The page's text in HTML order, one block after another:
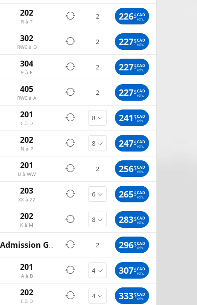
202
R à T
2 226$CAD
/ch.
302
RWC à D
2 227$CAD
/ch.
304
E à F
2 227$CAD
/ch.
405
RWC à A
2 227$CAD
/ch.
201
C à D 241$CAD
/ch.
202
N à P 247$CAD
/ch.
201
U à WW
2 256$CAD
/ch.
203
XX à ZZ 265$CAD
/ch.
202
K à M 283$CAD
/ch.
Admission General 2 296$CAD
/ch.
201
A à B 307$CAD
/ch.
202
C à D 333$CAD
/ch.